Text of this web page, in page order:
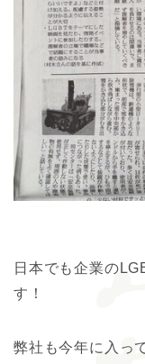
日本でも企業の
す！
弊社も今年に入っ